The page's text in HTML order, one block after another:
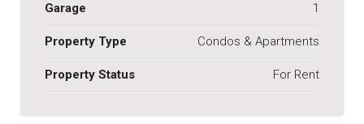
Garage 1
Property Type Condos & Apartments
Property Status For Rent